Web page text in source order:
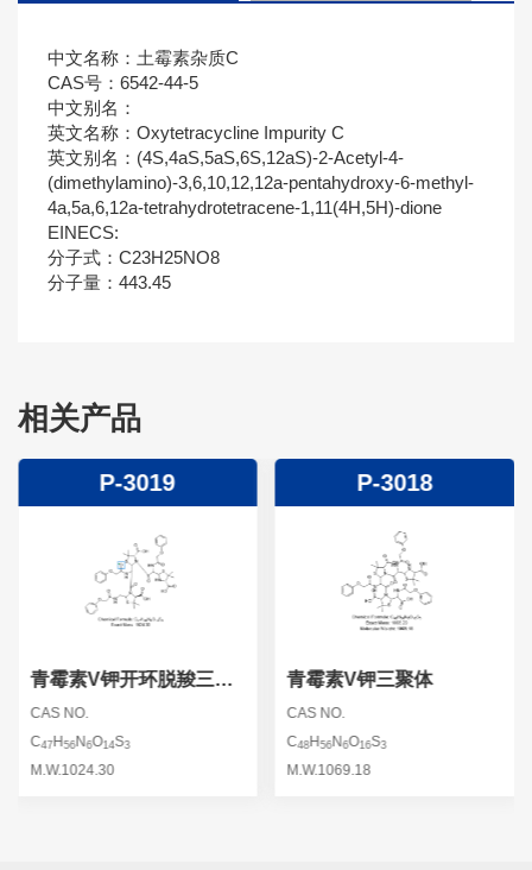
中文名称：土霉素杂质C
CAS号：6542-44-5
中文别名：
英文名称：Oxytetracycline Impurity C
英文别名：(4S,4aS,5aS,6S,12aS)-2-Acetyl-4-
(dimethylamino)-3,6,10,12,12a-pentahydroxy-6-methyl-
4a,5a,6,12a-tetrahydrotetracene-1,11(4H,5H)-dione
EINECS:
分子式：C23H25NO8
分子量：443.45
相关产品
P-3019
青霉素V钾开环脱羧三聚
体
CAS NO.
C47H56N6O14S3
M.W.1024.30
P-3018
青霉素V钾三聚体
CAS NO.
C48H56N6O16S3
M.W.1069.18